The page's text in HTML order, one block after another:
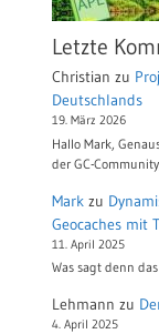
Letzte
Christian zu
Deutschlands
19. März 2026
Hallo Mark,
der GC-
Mark zu
Geocaches mit
11. April 2025
Was sagt denn
Lehmann zu
4. April 2025